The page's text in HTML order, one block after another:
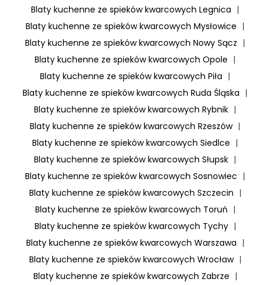
Blaty kuchenne ze spieków kwarcowych Legnica |
Blaty kuchenne ze spieków kwarcowych Mysłowice |
Blaty kuchenne ze spieków kwarcowych Nowy Sącz |
Blaty kuchenne ze spieków kwarcowych Opole |
Blaty kuchenne ze spieków kwarcowych Piła |
Blaty kuchenne ze spieków kwarcowych Ruda Śląska |
Blaty kuchenne ze spieków kwarcowych Rybnik |
Blaty kuchenne ze spieków kwarcowych Rzeszów |
Blaty kuchenne ze spieków kwarcowych Siedlce |
Blaty kuchenne ze spieków kwarcowych Słupsk |
Blaty kuchenne ze spieków kwarcowych Sosnowiec |
Blaty kuchenne ze spieków kwarcowych Szczecin |
Blaty kuchenne ze spieków kwarcowych Toruń |
Blaty kuchenne ze spieków kwarcowych Tychy |
Blaty kuchenne ze spieków kwarcowych Warszawa |
Blaty kuchenne ze spieków kwarcowych Wrocław |
Blaty kuchenne ze spieków kwarcowych Zabrze |